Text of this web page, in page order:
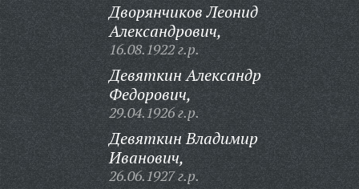
Дворянчиков Леонид
Александрович,
16.08.1922 г.р.
Девяткин Александр
Федорович,
29.04.1926 г.р.
Девяткин Владимир
Иванович,
26.06.1927 г.р.